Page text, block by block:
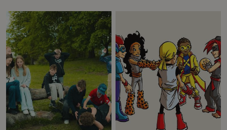
filmen? Och vem är det som gör rösten till huvudpersonen Lisa?